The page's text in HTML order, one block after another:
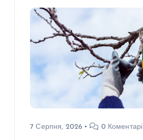
7 Серпня, 2026 0 Коментарі